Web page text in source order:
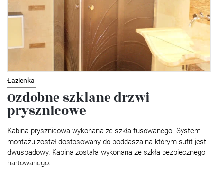
Łazienka
Ozdobne szklane drzwi
prysznicowe
Kabina prysznicowa wykonana ze szkła fusowanego. System
montażu został dostosowany do poddasza na którym sufit jest
dwuspadowy. Kabina została wykonana ze szkła bezpiecznego
hartowanego.